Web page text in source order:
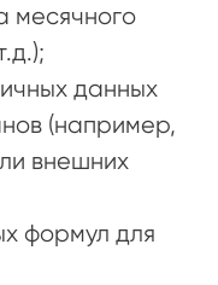
месячного
данных
(например,
внешних
формул для